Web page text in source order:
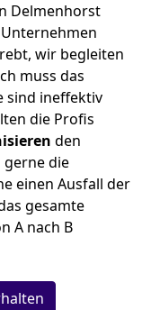
Delmenhorst
wir begleiten
muss das
sind ineffektiv
die Profis
den
gerne die
einen Ausfall der
gesamte
A nach B